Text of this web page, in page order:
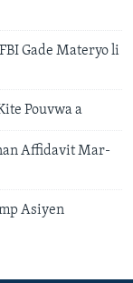
Gade Materyo li
Pouvwa a
Affidavit Mar-
Asiyen